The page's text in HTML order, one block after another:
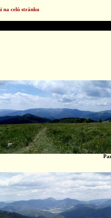
na celú stránku